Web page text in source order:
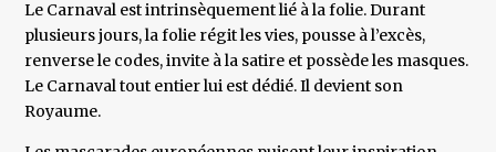
Le Carnaval est intrinsèquement lié à la folie. Durant
plusieurs jours, la folie régit les vies, pousse à l’excès,
renverse le codes, invite à la satire et possède les masques.
Le Carnaval tout entier lui est dédié. Il devient son
Royaume.